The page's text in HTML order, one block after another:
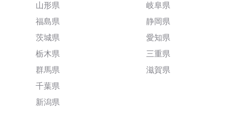
山形県
福島県
茨城県
栃木県
群馬県
千葉県
新潟県
岐阜県
静岡県
愛知県
三重県
滋賀県